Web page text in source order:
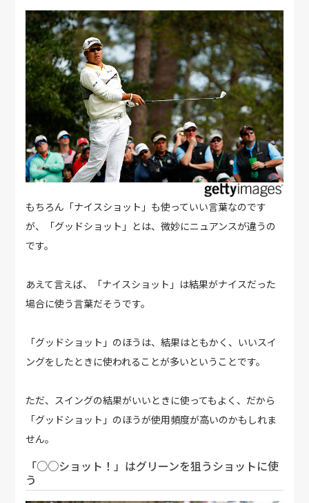
もちろん「ナイスショット」も使っていい言葉なのです
が、「グッドショット」とは、微妙にニュアンスが違うの
です。
あえて言えば、「ナイスショット」は結果がナイスだった
場合に使う言葉だそうです。
「グッドショット」のほうは、結果はともかく、いいスイ
ングをしたときに使われることが多いということです。
ただ、スイングの結果がいいときに使ってもよく、だから
「グッドショット」のほうが使用頻度が高いのかもしれま
せん。
「○○ショット！」はグリーンを狙うショットに使
う